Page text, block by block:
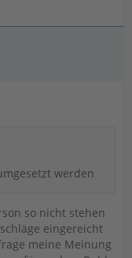
werden
so nicht stehen
eingereicht
meine Meinung